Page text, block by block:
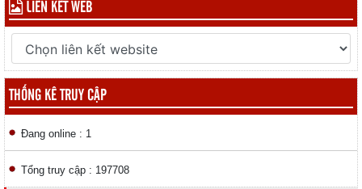
LIÊN KẾT WEB
THỐNG KÊ TRUY CẬP
Đang online : 1
Tổng truy cập : 197708